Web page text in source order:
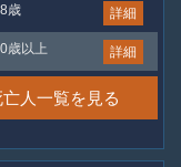
歳 詳細
歳以上 詳細
人一覧を見る